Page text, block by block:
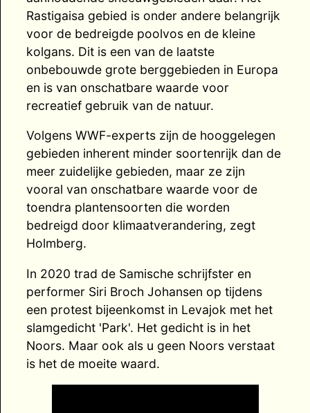
Rastigaisa gebied is onder andere belangrijk
voor de bedreigde poolvos en de kleine
kolgans. Dit is een van de laatste
onbebouwde grote berggebieden in Europa
en is van onschatbare waarde voor
recreatief gebruik van de natuur.
Volgens WWF-experts zijn de hooggelegen
gebieden inherent minder soortenrijk dan de
meer zuidelijke gebieden, maar ze zijn
vooral van onschatbare waarde voor de
toendra plantensoorten die worden
bedreigd door klimaatverandering, zegt
Holmberg.
In 2020 trad de Samische schrijfster en
performer Siri Broch Johansen op tijdens
een protest bijeenkomst in Levajok met het
slamgedicht 'Park'. Het gedicht is in het
Noors. Maar ook als u geen Noors verstaat
is het de moeite waard.